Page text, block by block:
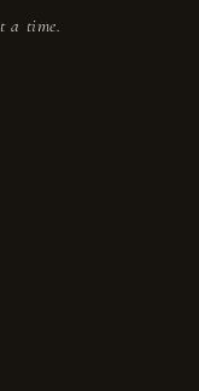
a time.